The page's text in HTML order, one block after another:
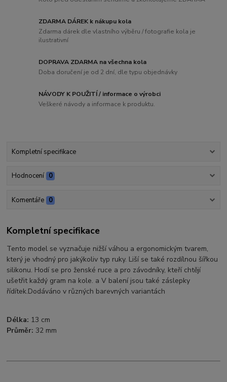
ZDARMA DÁREK k nákupu kola
Zdarma dárek dle vlastního výběru / fotografie kola je
ilustrativní
DOPRAVA ZDARMA na všechna kola
Doba doručení je od 2 dní, dle typu objednávky
NÁVODY K POUŽITÍ / informace o výrobci
Veškeré návody a informace k produktu.
Kompletní specifikace
Hodnocení 0
Komentáře 0
Kompletní specifikace
Tento model se vyznačuje nižší váhou a ergonomickým tvarem,
který je vhodný pro jakýkoliv typ ruky. Liší se také rozdílnou šířkou
silikonu. Hodí se pro ženské ruce a pro závodníky, kteří chtějí
ušetřit každý gram na kole. a V balení jsou také záslepky
řídítek.Dodáváno v různých barevných variantách
Délka: 13 cm
Průměr:32 mm